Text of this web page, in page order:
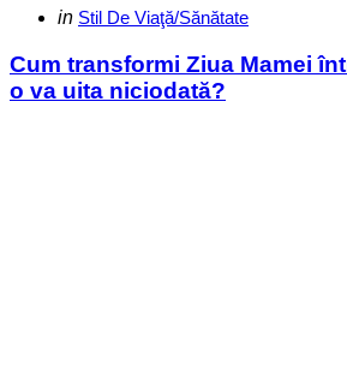
Categories
Posted
in Stil De Viaţă/Sănătate
Cum transformi Ziua Mamei
o va uita niciodată?